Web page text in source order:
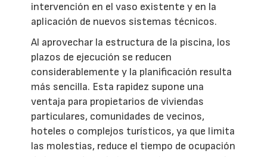
intervención en el vaso existente y en la
aplicación de nuevos sistemas técnicos.
Al aprovechar la estructura de la piscina, los
plazos de ejecución se reducen
considerablemente y la planificación resulta
más sencilla. Esta rapidez supone una
ventaja para propietarios de viviendas
particulares, comunidades de vecinos,
hoteles o complejos turísticos, ya que limita
las molestias, reduce el tiempo de ocupación